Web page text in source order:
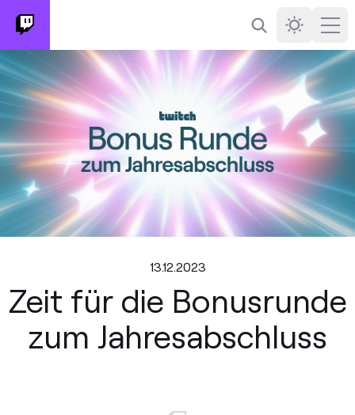
SuchenDarkmode
13.12.2023
Zeit für die Bonusrunde
zum Jahresabschluss